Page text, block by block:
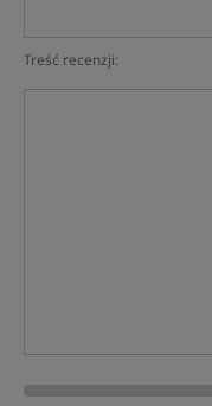
Treść recenzji: